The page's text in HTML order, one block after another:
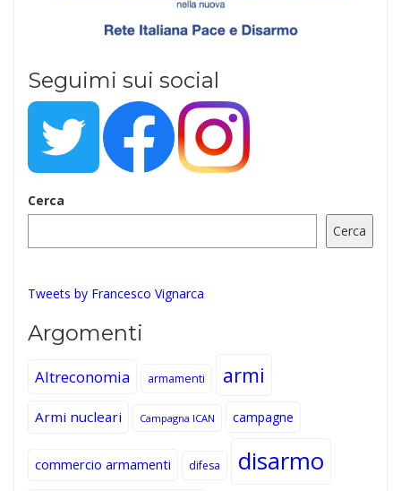
Seguimi sui social
Cerca
Cerca
Tweets by Francesco Vignarca
Argomenti
Altreconomia armamenti armi
Armi nucleari Campagna ICAN campagne
commercio armamenti difesa disarmo